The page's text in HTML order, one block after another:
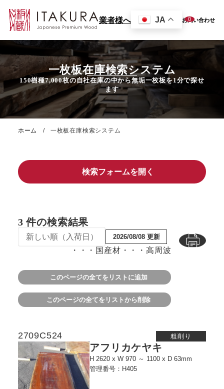
業者様へ JA 0
お問い合わせ
一枚板在庫検索システム
ホーム 一枚板在庫検索システム
検索フォームを開く
3 件の検索結果
2026/08/08 更新
・・・国産材 ・・・高周波
このページの全てをリストに追加
このページの全てをリストから削除
2709C524 粗削り
アフリカケヤキ
H 2620 x W 970 ～ 1100 x D 63mm
管理番号：H405